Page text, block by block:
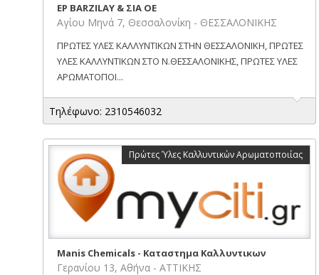
EP BARZILAY & ΣΙΑ OE
Αγίου Μηνά 7, Θεσσαλονίκη - ΘΕΣΣΑΛΟΝΙΚΗΣ
ΠΡΩΤΕΣ ΥΛΕΣ ΚΑΛΛΥΝΤΙΚΩΝ ΣΤΗΝ ΘΕΣΣΑΛΟΝΙΚΗ, ΠΡΩΤΕΣ
ΥΛΕΣ ΚΑΛΛΥΝΤΙΚΩΝ ΣΤΟ Ν.ΘΕΣΣΑΛΟΝΙΚΗΣ, ΠΡΩΤΕΣ ΥΛΕΣ
ΑΡΩΜΑΤΟΠΟΙ...
Τηλέφωνο: 2310546032
Πρώτες Ύλες Καλλυντικών Αρωματοποιίας
Manis Chemicals - Καταστημα Καλλυντικων
Γερανίου 13, Αθήνα - ΑΤΤΙΚΗΣ